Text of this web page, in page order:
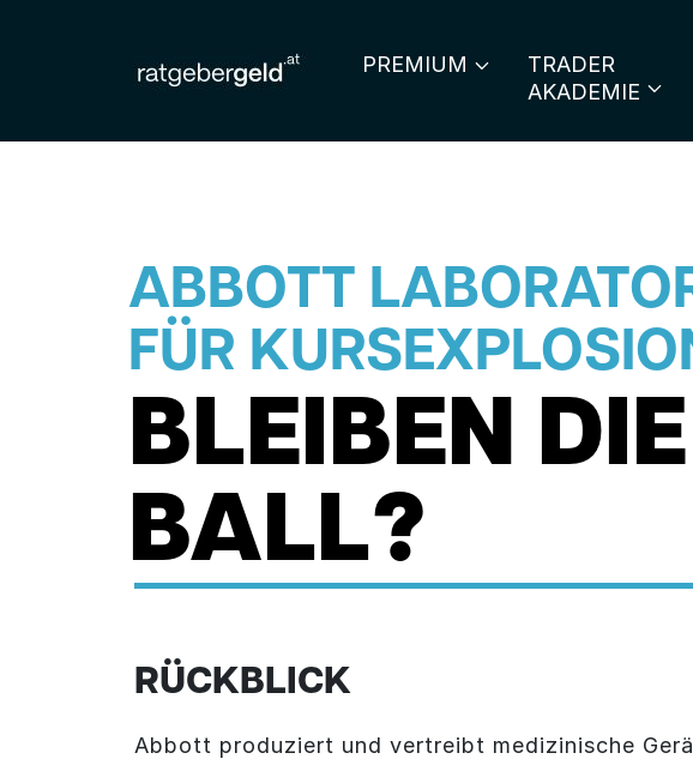
PREMIUM TRADER
AKADEMIE
ABBOTT
FÜR
BLEIBEN
BALL?
RÜCKBLICK
Abbott produziert und vertreibt medizinische